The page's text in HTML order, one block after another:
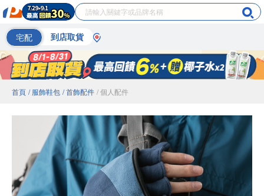
宅配 到店取貨
首頁 / 服飾鞋包 / 首飾配件 / 個人配件